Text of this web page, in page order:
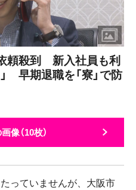
頼殺到 新入社員も利
早期退職を「寮」で防
像（10枚）
っていませんが、大阪市